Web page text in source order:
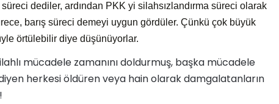
dediler, ardından PKK yi silahsızlandırma süreci olarak
barış süreci demeyi uygun gördüler. Çünkü çok büyük
örtülebilir diye düşünüyorlar.
mücadele zamanını doldurmuş, başka mücadele
herkesi öldüren veya hain olarak damgalatanların